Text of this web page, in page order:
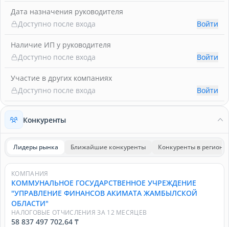
Дата назначения руководителя
Доступно после входа
Войти
Наличие ИП у руководителя
Доступно после входа
Войти
Участие в других компаниях
Доступно после входа
Войти
Конкуренты
Лидеры рынка Ближайшие конкуренты Конкуренты в регионе
КОМПАНИЯ
КОММУНАЛЬНОЕ ГОСУДАРСТВЕННОЕ УЧРЕЖДЕНИЕ
"УПРАВЛЕНИЕ ФИНАНСОВ АКИМАТА ЖАМБЫЛСКОЙ
ОБЛАСТИ"
НАЛОГОВЫЕ ОТЧИСЛЕНИЯ ЗА 12 МЕСЯЦЕВ
58 837 497 702,64 ₸